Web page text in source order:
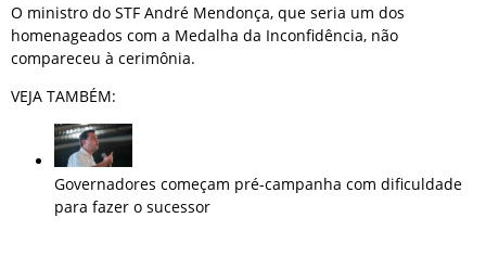
O ministro do STF André Mendonça, que seria um dos
homenageados com a Medalha da Inconfidência, não
compareceu à cerimônia.
VEJA TAMBÉM:
Governadores começam pré-campanha com dificuldade
para fazer o sucessor